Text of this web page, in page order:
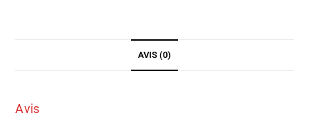
AVIS (0)
Avis